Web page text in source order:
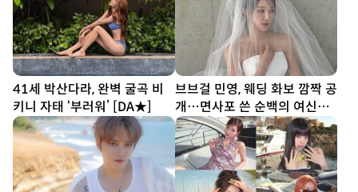
41세 박산다라, 완벽 굴곡 비
키니 자태 ‘부러워’ [DA★]
브브걸 민영, 웨딩 화보 깜짝 공
개…면사포 쓴 순백의 여신
[DA★]